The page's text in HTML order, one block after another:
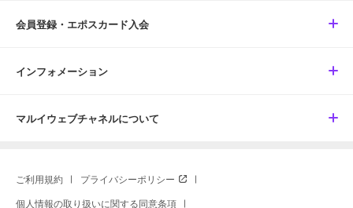
会員登録・エポスカード入会
インフォメーション
マルイウェブチャネルについて
ご利用規約 プライバシーポリシー
個人情報の取り扱いに関する同意条項